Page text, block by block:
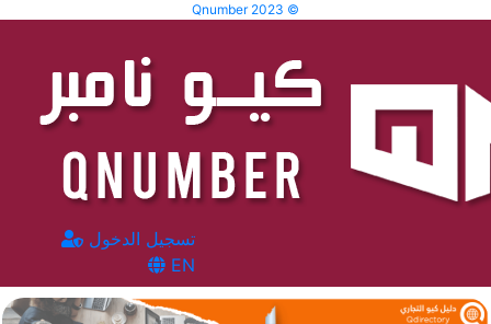
Qnumber 2023 ©
تسجيل الدخول
EN